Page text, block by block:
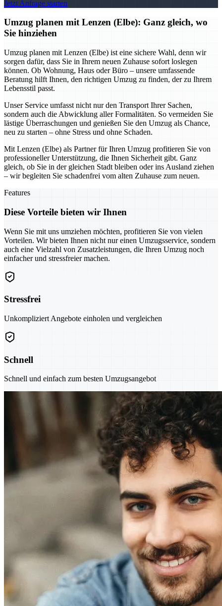
Jetzt Anfrage starten
Umzug planen mit Lenzen (Elbe): Ganz gleich, wo
Sie hinziehen
Umzug planen mit Lenzen (Elbe) ist eine sichere Wahl, denn wir
sorgen dafür, dass Sie in Ihrem neuen Zuhause sofort loslegen
können. Ob Wohnung, Haus oder Büro – unsere umfassende
Beratung hilft Ihnen, den richtigen Umzug zu finden, der zu Ihrem
Lebensstil passt.
Unser Service umfasst nicht nur den Transport Ihrer Sachen,
sondern auch die Abwicklung aller Formalitäten. So vermeiden Sie
lästige Überraschungen und genießen Sie den Umzug als Chance,
neu zu starten – ohne Stress und ohne Schaden.
Mit Lenzen (Elbe) als Partner für Ihren Umzug profitieren Sie von
professioneller Unterstützung, die Ihnen Sicherheit gibt. Ganz
gleich, ob Sie in der gleichen Stadt bleiben oder ins Ausland ziehen
– wir begleiten Sie schadenfrei vom alten Zuhause zum neuen.
Features
Diese Vorteile bieten wir Ihnen
Wenn Sie mit uns umziehen möchten, profitieren Sie von vielen
Vorteilen. Wir bieten Ihnen nicht nur einen Umzugsservice, sondern
auch eine Vielzahl von Zusatzleistungen, die Ihren Umzug noch
einfacher und stressfreier machen.
Stressfrei
Unkompliziert Angebote einholen und vergleichen
Schnell
Schnell und einfach zum besten Umzugsangebot